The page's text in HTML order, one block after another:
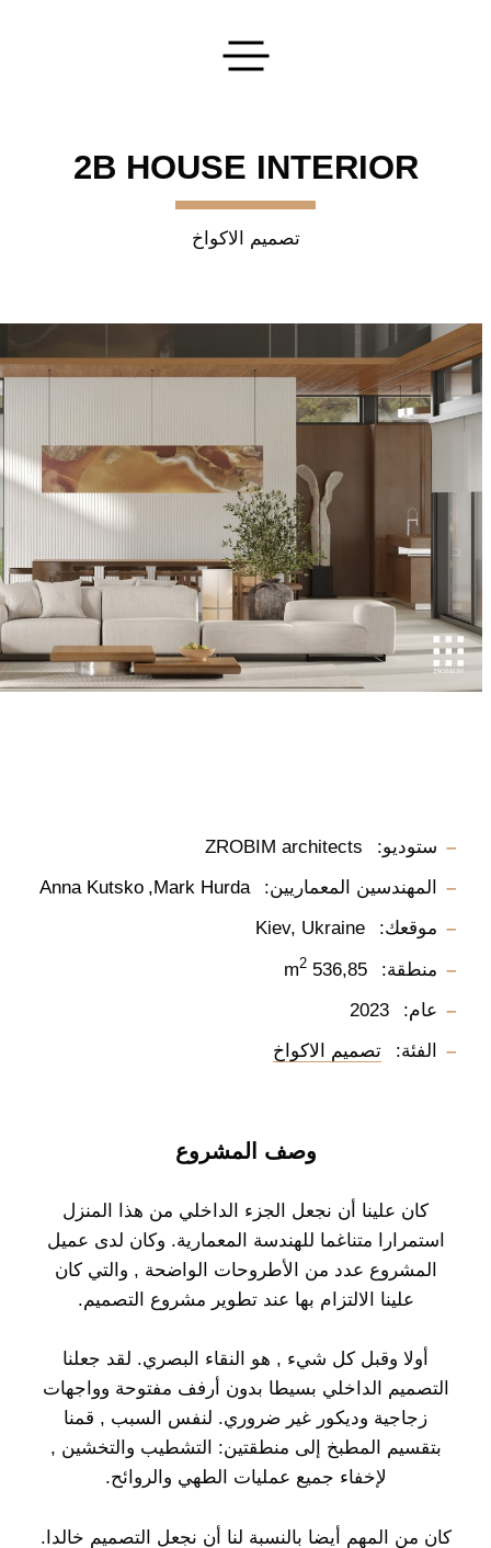
ستوديو:
المهندسين المعماريين:
Mark Hurda
Anna Kutsko
موقعك:
منطقة:
2
عام:
الفئة:
تصميم الاكواخ
وصف المشروع
كان علينا أن نجعل الجزء الداخلي من هذا المنزل
استمرارا متناغما للهندسة المعمارية. وكان لدى عميل
المشروع عدد من الأطروحات الواضحة , والتي كان
علينا الالتزام بها عند تطوير مشروع التصميم.
أولا وقبل كل شيء , هو النقاء البصري. لقد جعلنا
التصميم الداخلي بسيطا بدون أرفف مفتوحة وواجهات
زجاجية وديكور غير ضروري. لنفس السبب , قمنا
بتقسيم المطبخ إلى منطقتين: التشطيب والتخشين ,
لإخفاء جميع عمليات الطهي والروائح.
كان من المهم أيضا بالنسبة لنا أن نجعل التصميم خالدا.
2B HOUSE INTERIOR
تصميم الاكواخ